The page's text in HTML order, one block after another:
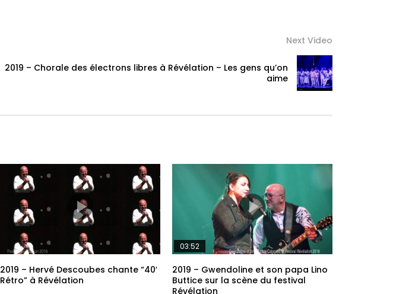
Next Video
2019 – Chorale des électrons libres à Révélation – Les gens qu’on
aime
2019 – Hervé Descoubes chante “40′
Rétro” à Révélation
03:52
2019 – Gwendoline et son papa Lino
Buttice sur la scène du festival
Révélation